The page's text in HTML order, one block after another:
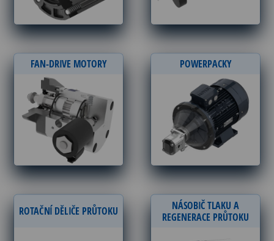
FAN-DRIVE MOTORY POWERPACKY
ROTAČNÍ DĚLIČE PRŮTOKU
NÁSOBIČ TLAKU A
REGENERACE PRŮTOKU